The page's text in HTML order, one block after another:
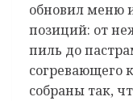
обновил меню
позиций: от
пиль до
согревающего
собраны так,